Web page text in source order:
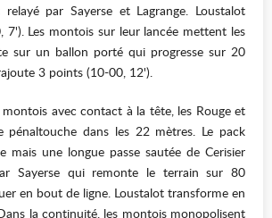
par Sayerse et Lagrange. Loustalot
7'). Les montois sur leur lancée mettent les
sur un ballon porté qui progresse sur 20
3 points (10-00, 12').
avec contact à la tête, les Rouge et
pénaltouche dans les 22 mètres. Le pack
mais une longue passe sautée de Cerisier
Sayerse qui remonte le terrain sur 80
en bout de ligne. Loustalot transforme en
la continuité, les montois monopolisent